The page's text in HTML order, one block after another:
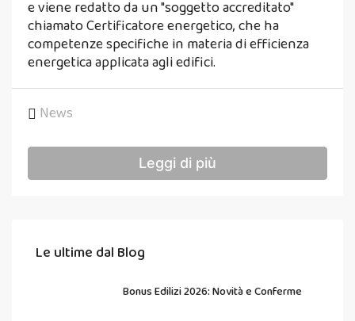
e viene redatto da un "soggetto accreditato"
chiamato Certificatore energetico, che ha
competenze specifiche in materia di efficienza
energetica applicata agli edifici.
News
Leggi di più
Le ultime dal Blog
Bonus Edilizi 2026: Novità e Conferme